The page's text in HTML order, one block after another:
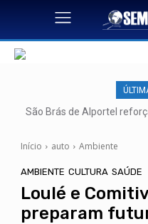
São Brás de Alportel
Início auto Ambiente
AMBIENTE CULTURA SAÚDE
Loulé e
preparam